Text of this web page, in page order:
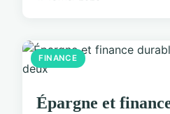
FINANCE
Épargne et